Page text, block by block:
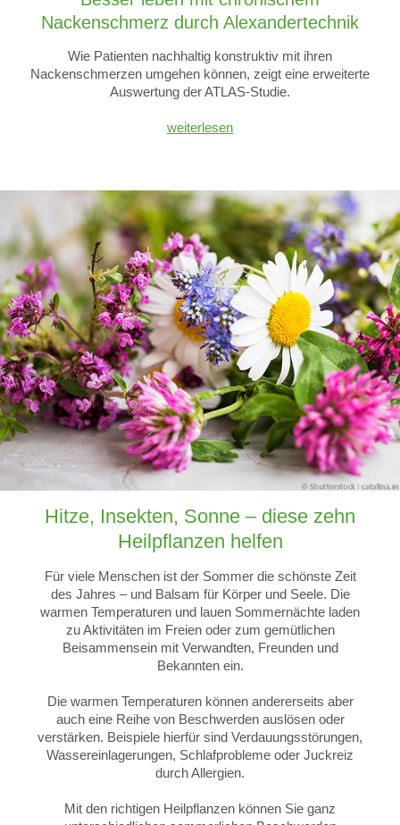
Nackenschmerz durch Alexandertechnik
Wie Patienten nachhaltig konstruktiv mit ihren
Nackenschmerzen umgehen können, zeigt eine erweiterte
Auswertung der ATLAS-Studie.
weiterlesen
Hitze, Insekten, Sonne – diese zehn
Heilpflanzen helfen
Für viele Menschen ist der Sommer die schönste Zeit
des Jahres – und Balsam für Körper und Seele. Die
warmen Temperaturen und lauen Sommernächte laden
zu Aktivitäten im Freien oder zum gemütlichen
Beisammensein mit Verwandten, Freunden und
Bekannten ein.
Die warmen Temperaturen können andererseits aber
auch eine Reihe von Beschwerden auslösen oder
verstärken. Beispiele hierfür sind Verdauungsstörungen,
Wassereinlagerungen, Schlafprobleme oder Juckreiz
durch Allergien.
Mit den richtigen Heilpflanzen können Sie ganz